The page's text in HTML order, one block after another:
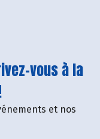
vous à la
et nos